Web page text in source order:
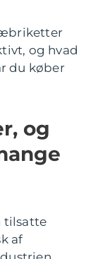
og hvad
du køber
og
tilsatte
af